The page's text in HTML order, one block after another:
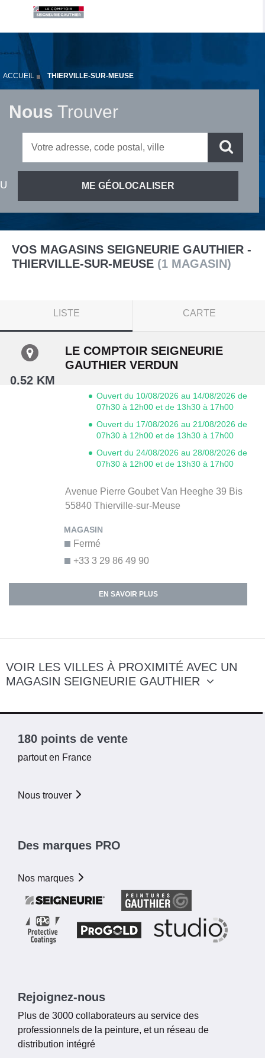
ACCUEIL THIERVILLE-SUR-MEUSE
Nous Trouver
VOS MAGASINS SEIGNEURIE GAUTHIER -
THIERVILLE-SUR-MEUSE (1 MAGASIN)
LISTE CARTE
0.52 KM
LE COMPTOIR SEIGNEURIE
GAUTHIER VERDUN
Avenue Pierre Goubet Van Heeghe 39 Bis
55840 Thierville-sur-Meuse
+33 3 29 86 49 90
Fermé
Ouvert du 10/08/2026 au 14/08/2026 de
07h30 à 12h00 et de 13h30 à 17h00
Ouvert du 17/08/2026 au 21/08/2026 de
07h30 à 12h00 et de 13h30 à 17h00
Ouvert du 24/08/2026 au 28/08/2026 de
07h30 à 12h00 et de 13h30 à 17h00
EN SAVOIR PLUS
VOIR LES VILLES À PROXIMITÉ AVEC UN
MAGASIN SEIGNEURIE GAUTHIER
180 points de vente
partout en France
Nous trouver
Des marques PRO
Nos marques
Rejoignez-nous
Plus de 3000 collaborateurs au service des
professionnels de la peinture, et un réseau de
distribution intégré